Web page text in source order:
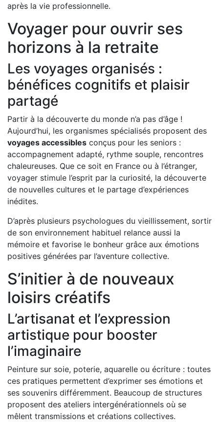
après la vie professionnelle.
Voyager pour ouvrir ses
horizons à la retraite
Les voyages organisés :
bénéfices cognitifs et plaisir
partagé
Partir à la découverte du monde n’a pas d’âge !
Aujourd’hui, les organismes spécialisés proposent des
voyages accessibles conçus pour les seniors :
accompagnement adapté, rythme souple, rencontres
chaleureuses. Que ce soit en France ou à l’étranger,
voyager stimule l’esprit par la curiosité, la découverte
de nouvelles cultures et le partage d’expériences
inédites.
D’après plusieurs psychologues du vieillissement, sortir
de son environnement habituel relance aussi la
mémoire et favorise le bonheur grâce aux émotions
positives générées par l’aventure collective.
S’initier à de nouveaux
loisirs créatifs
L’artisanat et l’expression
artistique pour booster
l’imaginaire
Peinture sur soie, poterie, aquarelle ou écriture : toutes
ces pratiques permettent d’exprimer ses émotions et
ses souvenirs différemment. Beaucoup de structures
proposent des ateliers intergénérationnels où se
mêlent transmissions et créations collectives.